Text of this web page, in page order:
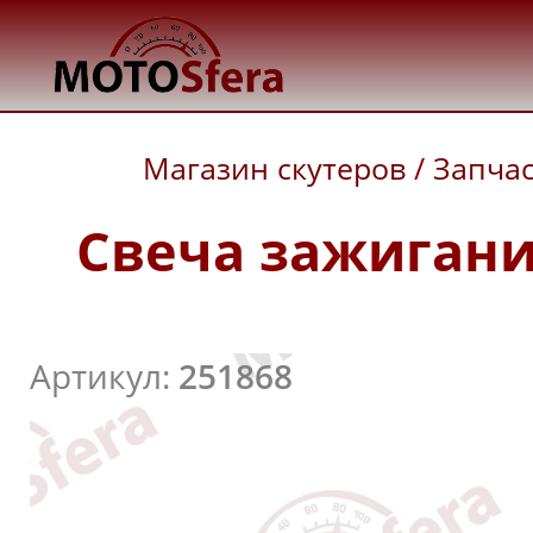
Магазин скутеров /
Свеча
Артикул: 251868